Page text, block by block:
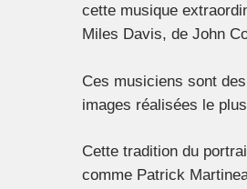
cette musique
Miles Davis, de John
Ces musiciens sont
images réalisées le
Cette tradition du
comme Patrick